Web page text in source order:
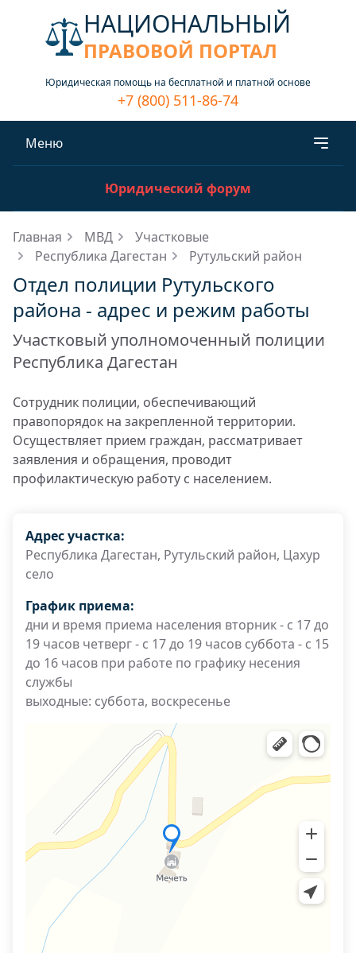
НАЦИОНАЛЬНЫЙ
ПРАВОВОЙ ПОРТАЛ
Юридическая помощь на бесплатной и платной основе
+7 (800) 511-86-74
Меню
Юридический форум
Главная МВД
Участковые
Республика Дагестан
Рутульский район
Отдел полиции Рутульского
района - адрес и режим работы
Участковый уполномоченный полиции
Республика Дагестан
Сотрудник полиции, обеспечивающий
правопорядок на закрепленной территории.
Осуществляет прием граждан, рассматривает
заявления и обращения, проводит
профилактическую работу с населением.
Адрес участка:
Республика Дагестан, Рутульский район, Цахур
село
График приема:
дни и время приема населения вторник - с 17 до
19 часов четверг - с 17 до 19 часов суббота - с 15
до 16 часов при работе по графику несения
службы
выходные: суббота, воскресенье